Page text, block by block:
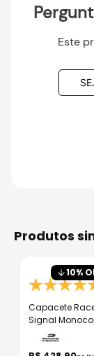
Este
produtos
10%
Capacete
Signal